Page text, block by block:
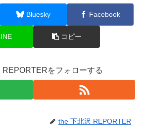
Bluesky Facebook
コピー
REPORTERをフォローする
the 下北沢 REPORTER